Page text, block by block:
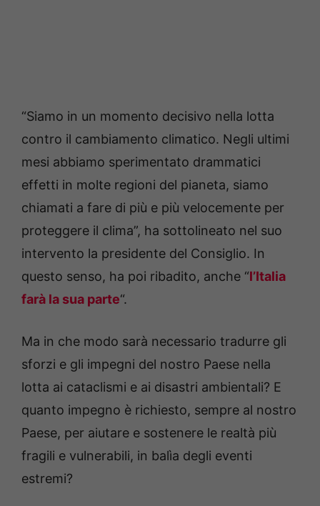
“Siamo in un momento decisivo nella lotta
contro il cambiamento climatico. Negli ultimi
mesi abbiamo sperimentato drammatici
effetti in molte regioni del pianeta, siamo
chiamati a fare di più e più velocemente per
proteggere il clima”, ha sottolineato nel suo
intervento la presidente del Consiglio. In
questo senso, ha poi ribadito, anche “l’Italia
farà la sua parte“.
Ma in che modo sarà necessario tradurre gli
sforzi e gli impegni del nostro Paese nella
lotta ai cataclismi e ai disastri ambientali? E
quanto impegno è richiesto, sempre al nostro
Paese, per aiutare e sostenere le realtà più
fragili e vulnerabili, in balìa degli eventi
estremi?